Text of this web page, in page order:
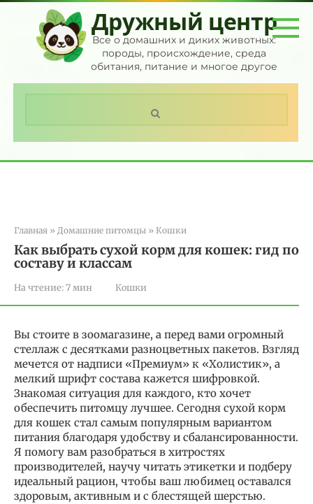
Перейти
контенту
Дружный центр
Все о домашних и диких животных:
породы, происхождение, среда
обитания, питание и многое другое
Главная » Домашние питомцы » Кошки
Как выбрать сухой корм для кошек: гид по
составу и классам
На чтение:7 мин Кошки
Вы стоите в зоомагазине, а перед вами огромный
стеллаж с десятками разноцветных пакетов. Взгляд
мечется от надписи «Премиум» к «Холистик», а
мелкий шрифт состава кажется шифровкой.
Знакомая ситуация для каждого, кто хочет
обеспечить питомцу лучшее. Сегодня сухой корм
для кошек стал самым популярным вариантом
питания благодаря удобству и сбалансированности.
Я помогу вам разобраться в хитростях
производителей, научу читать этикетки и подберу
идеальный рацион, чтобы ваш любимец оставался
здоровым, активным и с блестящей шерстью.